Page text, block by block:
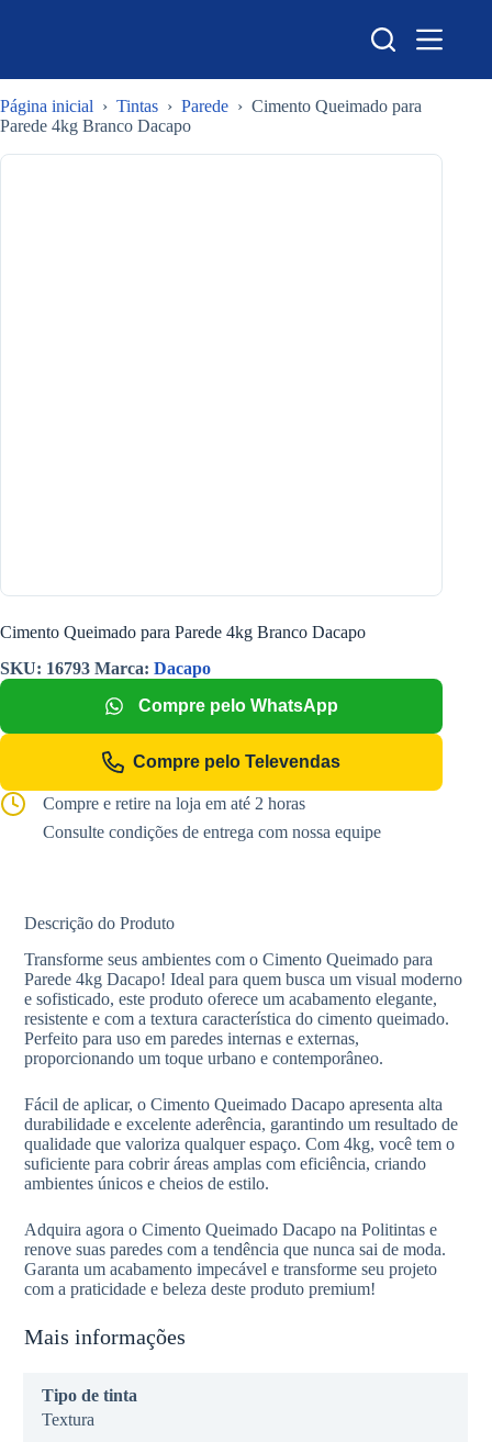
Página inicial › Tintas › Parede › Cimento Queimado para
Parede 4kg Branco Dacapo
Cimento Queimado para Parede 4kg Branco Dacapo
SKU: 16793 Marca: Dacapo
Compre pelo WhatsApp
Compre pelo Televendas
Compre e retire na loja em até 2 horas
Consulte condições de entrega com nossa equipe
Descrição do Produto
Transforme seus ambientes com o Cimento Queimado para
Parede 4kg Dacapo! Ideal para quem busca um visual moderno
e sofisticado, este produto oferece um acabamento elegante,
resistente e com a textura característica do cimento queimado.
Perfeito para uso em paredes internas e externas,
proporcionando um toque urbano e contemporâneo.
Fácil de aplicar, o Cimento Queimado Dacapo apresenta alta
durabilidade e excelente aderência, garantindo um resultado de
qualidade que valoriza qualquer espaço. Com 4kg, você tem o
suficiente para cobrir áreas amplas com eficiência, criando
ambientes únicos e cheios de estilo.
Adquira agora o Cimento Queimado Dacapo na Politintas e
renove suas paredes com a tendência que nunca sai de moda.
Garanta um acabamento impecável e transforme seu projeto
com a praticidade e beleza deste produto premium!
Mais informações
Tipo de tinta
Textura